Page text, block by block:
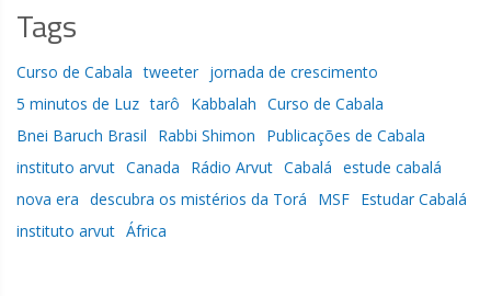
Tags
Curso de Cabala tweeter jornada de crescimento
5 minutos de Luz tarô Kabbalah Curso de Cabala
Bnei Baruch Brasil
Rabbi Shimon
Publicações de Cabala
instituto arvut Canada Rádio Arvut Cabalá estude cabalá
nova era descubra os mistérios da Torá MSF Estudar Cabalá
instituto arvut África